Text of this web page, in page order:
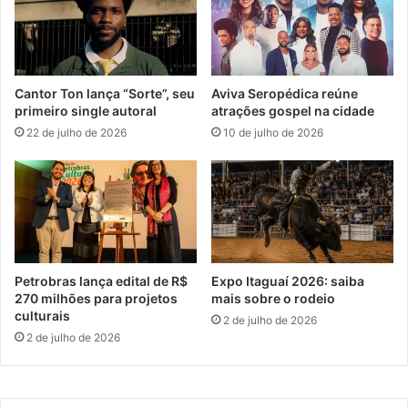
o
n
a
B
r
a
s
l
e
r
o
r
a
a
r
n
o
e
r
a
d
o
d
e
a
Cantor Ton lança “Sorte”, seu
primeiro single autoral
22 de julho de 2026
Aviva Seropédica reúne
atrações gospel na cidade
10 de julho de 2026
Petrobras lança edital de R$
270 milhões para projetos
culturais
2 de julho de 2026
Expo Itaguaí 2026: saiba
mais sobre o rodeio
2 de julho de 2026